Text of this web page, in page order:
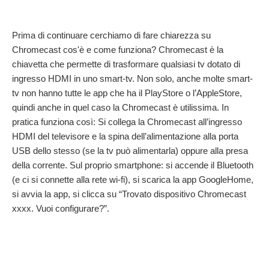
Prima di continuare cerchiamo di fare chiarezza su
Chromecast cos'è e come funziona? Chromecast è la
chiavetta che permette di trasformare qualsiasi tv dotato di
ingresso HDMI in uno smart-tv. Non solo, anche molte smart-
tv non hanno tutte le app che ha il PlayStore o l’AppleStore,
quindi anche in quel caso la Chromecast è utilissima. In
pratica funziona così: Si collega la Chromecast all’ingresso
HDMI del televisore e la spina dell’alimentazione alla porta
USB dello stesso (se la tv può alimentarla) oppure alla presa
della corrente. Sul proprio smartphone: si accende il Bluetooth
(e ci si connette alla rete wi-fi), si scarica la app GoogleHome,
si avvia la app, si clicca su “Trovato dispositivo Chromecast
xxxx. Vuoi configurare?”.